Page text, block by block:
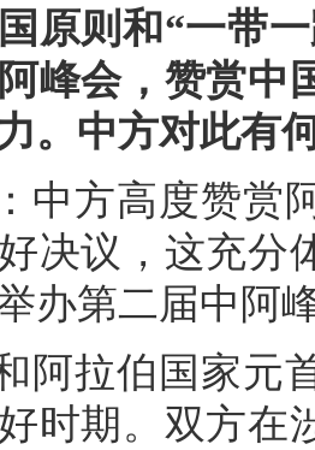
原则和“一带
峰会，赞赏中
。中方对此有
中方高度赞赏
决议，这充分
办第二届中阿
阿拉伯国家元
时期。双方在